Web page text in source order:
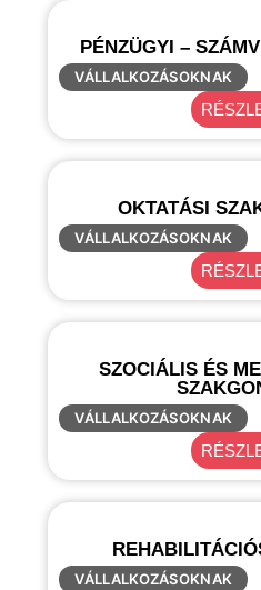
PÉNZÜGYI –
VÁLLALKOZÁSOKNAK
OKTATÁSI
VÁLLALKOZÁSOKNAK
SZOCIÁLIS ÉS
VÁLLALKOZÁSOKNAK
VÁLLALKOZÁSOKNAK